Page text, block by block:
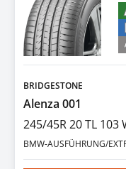
BRIDGESTONE
Alenza 001
245/45R 20 TL 103
BMW-AUSFÜHRUNG/